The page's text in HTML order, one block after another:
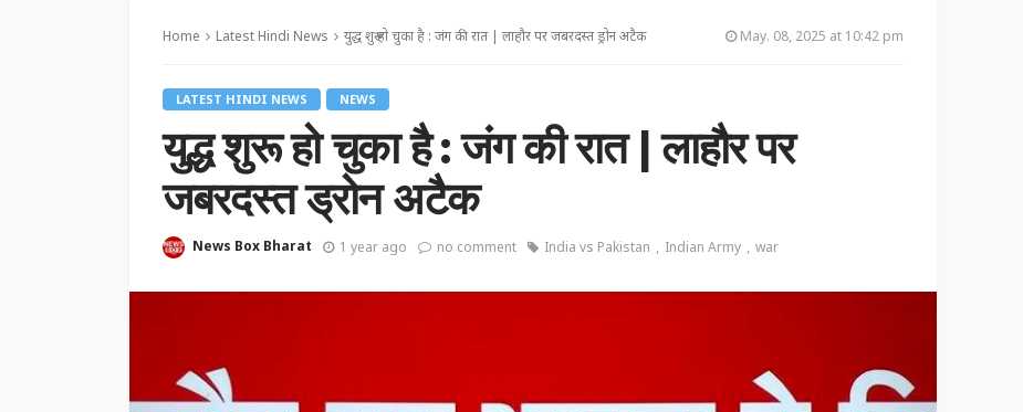
Home Latest Hindi News युद्ध शुरू हो चुका है : जंग की रात | लाहौर पर जबरदस्त ड्रोन अटैक May. 08, 2025 at 10:42 pm
LATEST HINDI NEWS NEWS
युद्ध शुरू हो चुका है : जंग की रात | लाहौर पर
जबरदस्त ड्रोन अटैक
News Box Bharat 1 year ago no comment India vs Pakistan Indian Army war